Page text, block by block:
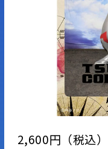
2,600円（税込）